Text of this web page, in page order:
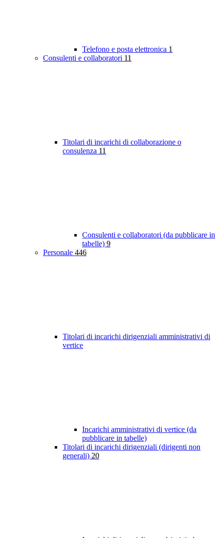
Telefono e posta elettronica 1
Consulenti e collaboratori 11
Titolari di incarichi di collaborazione o
consulenza 11
Consulenti e collaboratori (da pubblicare in
tabelle) 9
Personale 446
Titolari di incarichi dirigenziali amministrativi di
vertice
Incarichi amministrativi di vertice (da
pubblicare in tabelle)
Titolari di incarichi dirigenziali (dirigenti non
generali) 20